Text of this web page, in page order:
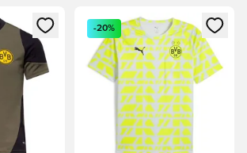
om in te loggen of je aan te melden als
Opent een venster om in te
-20%